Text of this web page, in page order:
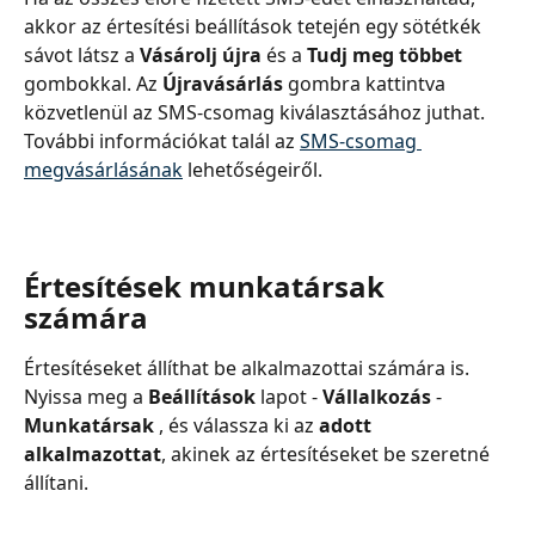
akkor az értesítési beállítások tetején egy sötétkék
sávot látsz a Vásárolj újra és a Tudj meg többet
gombokkal. Az Újravásárlás gombra kattintva
közvetlenül az SMS-csomag kiválasztásához juthat.
További információkat talál az SMS-csomag
megvásárlásának lehetőségeiről.
Értesítések munkatársak
számára
Értesítéseket állíthat be alkalmazottai számára is.
Nyissa meg a Beállítások lapot - Vállalkozás -
Munkatársak , és válassza ki az adott
alkalmazottat, akinek az értesítéseket be szeretné
állítani.